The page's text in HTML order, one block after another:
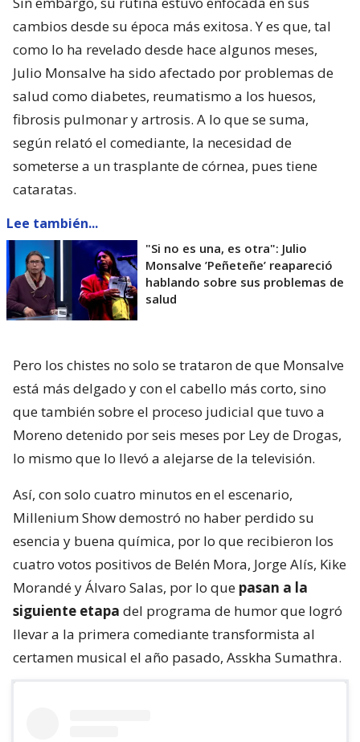
cambios desde su época más exitosa. Y es que, tal
como lo ha revelado desde hace algunos meses,
Julio Monsalve ha sido afectado por problemas de
salud como diabetes, reumatismo a los huesos,
fibrosis pulmonar y artrosis. A lo que se suma,
según relató el comediante, la necesidad de
someterse a un trasplante de córnea, pues tiene
cataratas.
Lee también...
"Si no es una, es otra": Julio
Monsalve ’Peñeteñe’ reapareció
hablando sobre sus problemas de
salud
Pero los chistes no solo se trataron de que Monsalve
está más delgado y con el cabello más corto, sino
que también sobre el proceso judicial que tuvo a
Moreno detenido por seis meses por Ley de Drogas,
lo mismo que lo llevó a alejarse de la televisión.
Así, con solo cuatro minutos en el escenario,
Millenium Show demostró no haber perdido su
esencia y buena química, por lo que recibieron los
cuatro votos positivos de Belén Mora, Jorge Alís, Kike
Morandé y Álvaro Salas, por lo que pasan a la
siguiente etapa del programa de humor que logró
llevar a la primera comediante transformista al
certamen musical el año pasado, Asskha Sumathra.